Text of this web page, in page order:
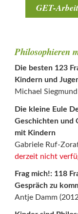
GET-
Philosophieren
Die besten 123
Kindern und
Michael
Die kleine Eule
Geschichten und
mit Kindern
Gabriele Ruf-
derzeit nicht
Frag mich!: 118
Gespräch zu
Antje Damm